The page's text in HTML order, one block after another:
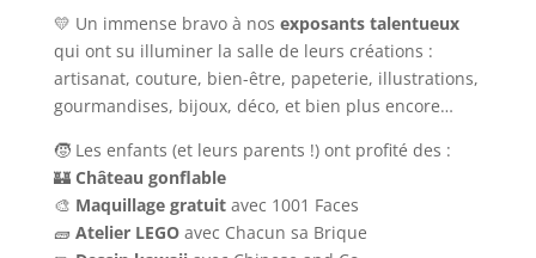
💛 Un immense bravo à nos exposants talentueux
qui ont su illuminer la salle de leurs créations :
artisanat, couture, bien-être, papeterie, illustrations,
gourmandises, bijoux, déco, et bien plus encore…
🧒 Les enfants (et leurs parents !) ont profité des :
🏰 Château gonflable
🎨 Maquillage gratuitavec 1001 Faces
🧱 Atelier LEGOavec Chacun sa Brique